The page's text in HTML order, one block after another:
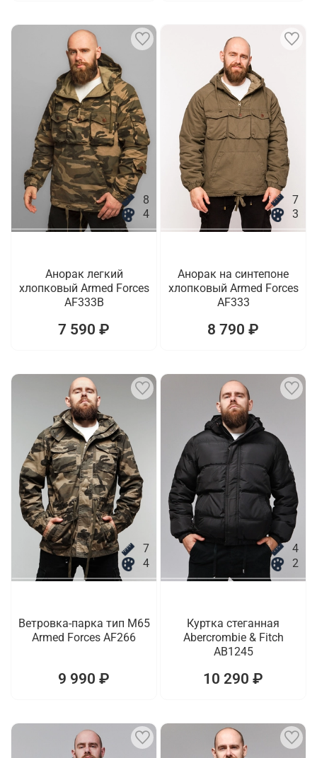
8
4
Анорак легкий
хлопковый Armed Forces
AF333B
7 590 ₽
7
3
Анорак на синтепоне
хлопковый Armed Forces
AF333
8 790 ₽
7
4
Ветровка-парка тип M65
Armed Forces AF266
9 990 ₽
4
2
Куртка стеганная
Abercrombie & Fitch
AB1245
10 290 ₽